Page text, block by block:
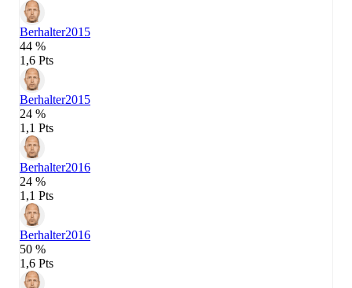
Berhalter2015
44 %
1,6 Pts
Berhalter2015
24 %
1,1 Pts
Berhalter2016
24 %
1,1 Pts
Berhalter2016
50 %
1,6 Pts